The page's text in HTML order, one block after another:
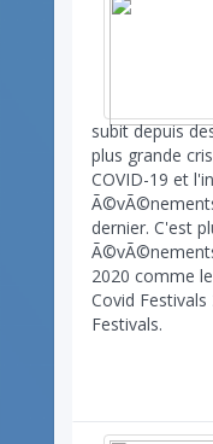
subit depuis
plus grande
COVID-19 et
dernier. C'est
2020 comme
Covid
Festivals.